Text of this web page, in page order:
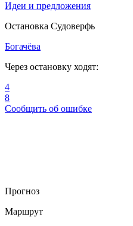
Идеи и предложения
Остановка Судоверфь
Богачёва
Через остановку ходят:
4
8
Сообщить об ошибке
Прогноз
Маршрут